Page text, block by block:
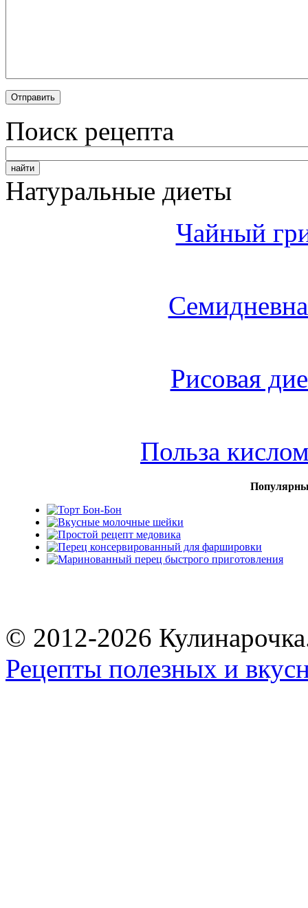
Поиск рецепта
Натуральные диеты
Чайный
Рисовая
Польза
© 2012-2026
Рецепты полезных и